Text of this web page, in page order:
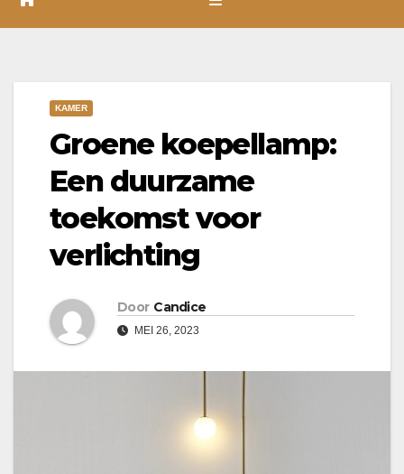
KAMER
Groene koepellamp:
Een duurzame
toekomst voor
verlichting
Door Candice
MEI 26, 2023